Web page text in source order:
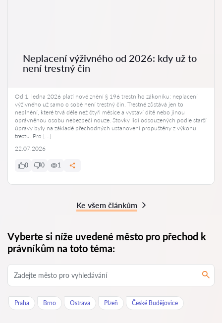
Neplacení výživného od 2026: kdy už to
není trestný čin
Od 1. ledna 2026 platí nové znění § 196 trestního zákoníku: neplacení
výživného už samo o sobě není trestný čin. Trestné zůstává jen to
neplnění, které trvá déle než čtyři měsíce a vystaví dítě nebo jinou
oprávněnou osobu nebezpečí nouze. Stovky lidí odsouzených podle starší
úpravy byly na základě přechodných ustanovení propuštěny z výkonu
trestu. Pro […]
22.07.2026
0 0 1
Ke všem článkům
Vyberte si níže uvedené město pro přechod k
právníkům na toto téma:
Praha Brno Ostrava Plzeň České Budějovice